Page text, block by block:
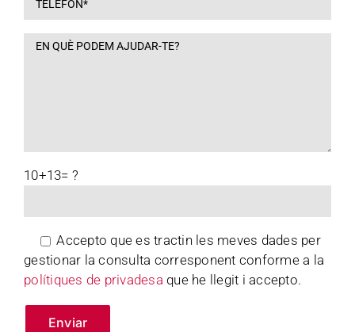
10+13= ?
Accepto que es tractin les meves dades per
gestionar la consulta corresponent conforme a la
polítiques de privadesa que he llegit i accepto.